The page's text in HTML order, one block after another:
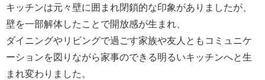
キッチンは元々壁に囲まれ閉鎖的な印象がありましたが、
壁を一部解体したことで開放感が生まれ、
ダイニングやリビングで過ごす家族や友人ともコミュニケ
ーションを図りながら家事のできる明るいキッチンへと生
まれ変わりました。